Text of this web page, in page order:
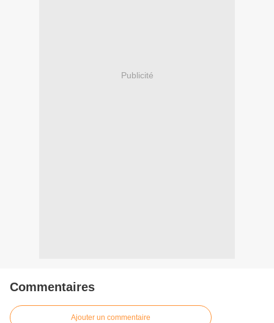
Publicité
Commentaires
Ajouter un commentaire